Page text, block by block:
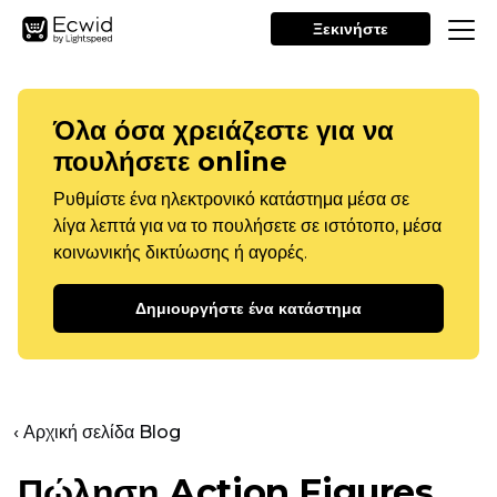
Ξεκινήστε
Όλα όσα χρειάζεστε για να
πουλήσετε online
Ρυθμίστε ένα ηλεκτρονικό κατάστημα μέσα σε
λίγα λεπτά για να το πουλήσετε σε ιστότοπο, μέσα
κοινωνικής δικτύωσης ή αγορές.
Δημιουργήστε ένα κατάστημα
‹ Αρχική σελίδα Blog